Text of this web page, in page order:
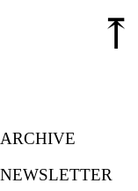
⤒
ARCHIVE
NEWSLETTER